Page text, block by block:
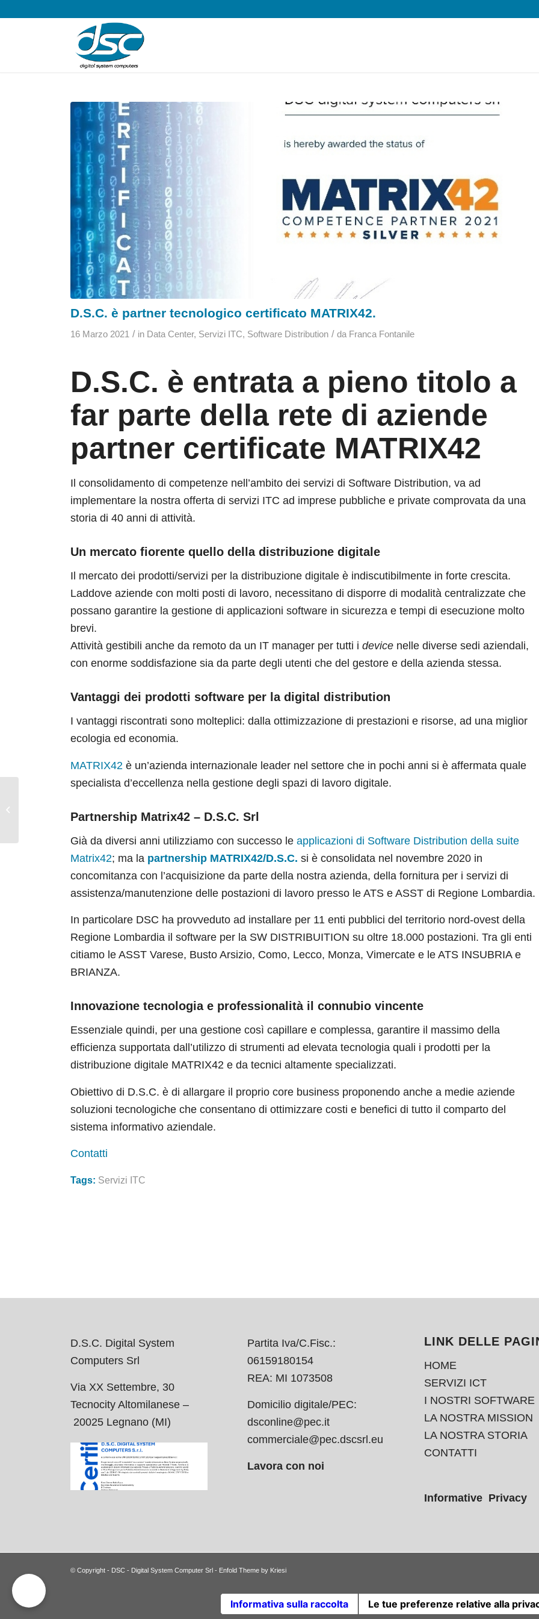
D.S.C. è partner tecnologico certificato MATRIX42.
16 Marzo 2021 / in Data Center, Servizi ITC, Software Distribution / da Franca Fontanile
D.S.C. è entrata a pieno titolo a
far parte della rete di aziende
partner certificate MATRIX42
Il consolidamento di competenze nell’ambito dei servizi di Software Distribution, va ad
implementare la nostra offerta di servizi ITC ad imprese pubbliche e private comprovata da una
storia di 40 anni di attività.
Un mercato fiorente quello della distribuzione digitale
Il mercato dei prodotti/servizi per la distribuzione digitale è indiscutibilmente in forte crescita.
Laddove aziende con molti posti di lavoro, necessitano di disporre di modalità centralizzate che
possano garantire la gestione di applicazioni software in sicurezza e tempi di esecuzione molto
brevi.
Attività gestibili anche da remoto da un IT manager per tutti idevice nelle diverse sedi aziendali,
con enorme soddisfazione sia da parte degli utenti che del gestore e della azienda stessa.
Vantaggi dei prodotti software per la digital distribution
I vantaggi riscontrati sono molteplici: dalla ottimizzazione di prestazioni e risorse, ad una miglior
ecologia ed economia.
MATRIX42 è un’azienda internazionale leader nel settore che in pochi anni si è affermata quale
specialista d’eccellenza nella gestione degli spazi di lavoro digitale.
Partnership Matrix42 – D.S.C. Srl
Già da diversi anni utilizziamo con successo leapplicazioni di Software Distribution della suite
Matrix42; ma la partnership MATRIX42/D.S.C. si è consolidata nel novembre 2020 in
concomitanza con l’acquisizione da parte della nostra azienda, della fornitura per i servizi di
assistenza/manutenzione delle postazioni di lavoro presso le ATS e ASST di Regione Lombardia.
In particolare DSC ha provveduto ad installare per 11 enti pubblici del territorio nord-ovest della
Regione Lombardia il software per la SW DISTRIBUITION su oltre 18.000 postazioni. Tra gli enti
citiamo le ASST Varese, Busto Arsizio, Como, Lecco, Monza, Vimercate e le ATS INSUBRIA e
BRIANZA.
Innovazione tecnologia e professionalità il connubio vincente
Essenziale quindi, per una gestione così capillare e complessa, garantire il massimo della
efficienza supportata dall’utilizzo di strumenti ad elevata tecnologia quali i prodotti per la
distribuzione digitale MATRIX42 e da tecnici altamente specializzati.
Obiettivo di D.S.C. è di allargare il proprio core business proponendo anche a medie aziende
soluzioni tecnologiche che consentano di ottimizzare costi e benefici di tutto il comparto del
sistema informativo aziendale.
Contatti
Tags: Servizi ITC
D.S.C. Digital System
Computers Srl
Via XX Settembre, 30
Tecnocity Altomilanese –
20025 Legnano (MI)
Partita Iva/C.Fisc.:
06159180154
REA: MI 1073508
Domicilio digitale/PEC:
dsconline@pec.it
commerciale@pec.dscsrl.eu
Lavora con noi
LINK DELLE
HOME
SERVIZI ICT
I NOSTRI SOFTWARE
LA NOSTRA MISSION
LA NOSTRA STORIA
CONTATTI
Informative Privacy
© Copyright - DSC - Digital System Computer Srl - Enfold Theme by Kriesi
Bilancio IV direttiva CEE
Informativa sulla raccolta Le tue preferenze relative alla